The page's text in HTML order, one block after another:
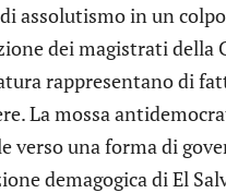
assolutismo in un
dei magistrati della
rappresentano di
La mossa
verso una forma di
demagogica di El